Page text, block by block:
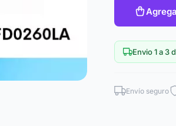
Envio 1 a 3
Envío seguro